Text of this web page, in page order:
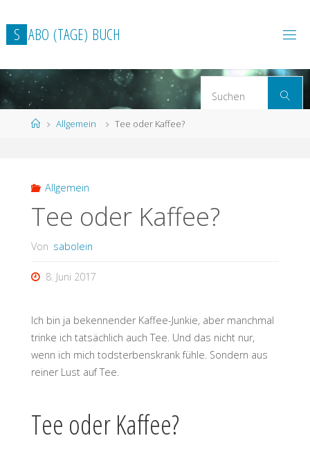
Inhalt
springen
S ABO (TAGE) BUCH
Suchen
StartAllgemein Tee oder Kaffee?
Allgemein
Tee oder Kaffee?
Von sabolein
8. Juni 2017
Ich bin ja bekennender Kaffee-Junkie, aber manchmal
trinke ich tatsächlich auch Tee. Und das nicht nur,
wenn ich mich todsterbenskrank fühle. Sondern aus
reiner Lust auf Tee.
Tee oder Kaffee?